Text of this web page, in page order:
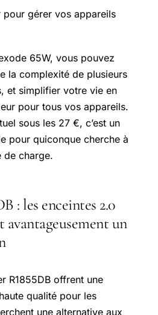
pour gérer vos appareils
65W, vous pouvez
la complexité de plusieurs
et simplifier votre vie en
pour tous vos appareils.
sous les 27 €, c’est un
pour quiconque cherche à
de charge.
: les enceintes 2.0
un
R1855DB offrent une
qualité pour les
une alternative aux